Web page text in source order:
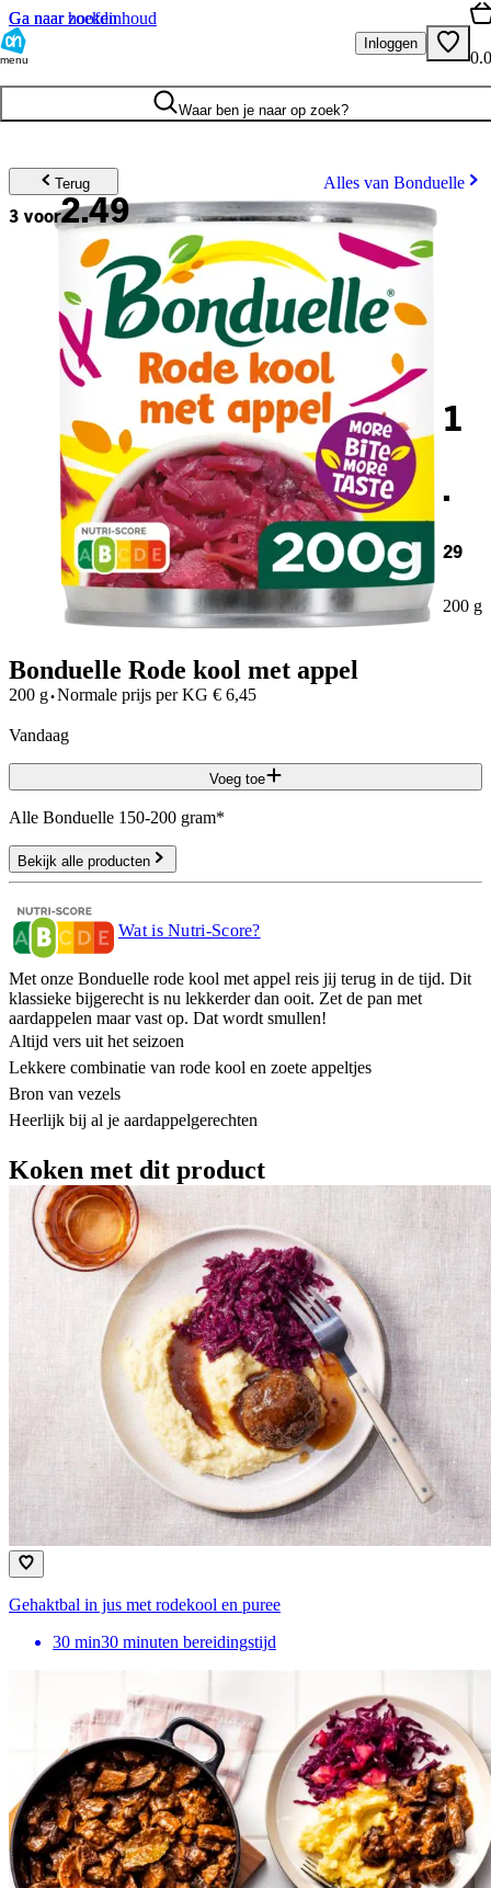
Ga naar hoofdinhoud
Ga naar zoeken
menu
Inloggen
Waar ben je naar op zoek?
Terug Alles van Bonduelle
3 voor2.49
1
.
29
200 g
Bonduelle Rode kool met appel
200 g·Normale prijs per KG € 6,45
vandaag
Voeg toe
Alle Bonduelle 150-200 gram*
Bekijk alle producten
Wat is Nutri-Score?
Met onze Bonduelle rode kool met appel reis jij terug in de tijd. Dit
klassieke bijgerecht is nu lekkerder dan ooit. Zet de pan met
aardappelen maar vast op. Dat wordt smullen!
Altijd vers uit het seizoen
Lekkere combinatie van rode kool en zoete appeltjes
Bron van vezels
Heerlijk bij al je aardappelgerechten
Koken met dit product
Gehaktbal in jus met rodekool en puree
30 min30 minuten bereidingstijd